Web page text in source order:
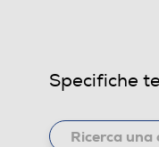
Specifiche